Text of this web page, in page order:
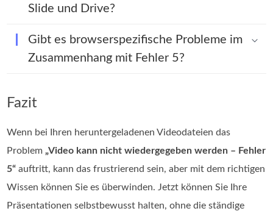
Slide und Drive?
Gibt es browserspezifische Probleme im
Zusammenhang mit Fehler 5?
Fazit
Wenn bei Ihren heruntergeladenen Videodateien das
Problem„Video kann nicht wiedergegeben werden – Fehler
5“ auftritt, kann das frustrierend sein, aber mit dem richtigen
Wissen können Sie es überwinden. Jetzt können Sie Ihre
Präsentationen selbstbewusst halten, ohne die ständige